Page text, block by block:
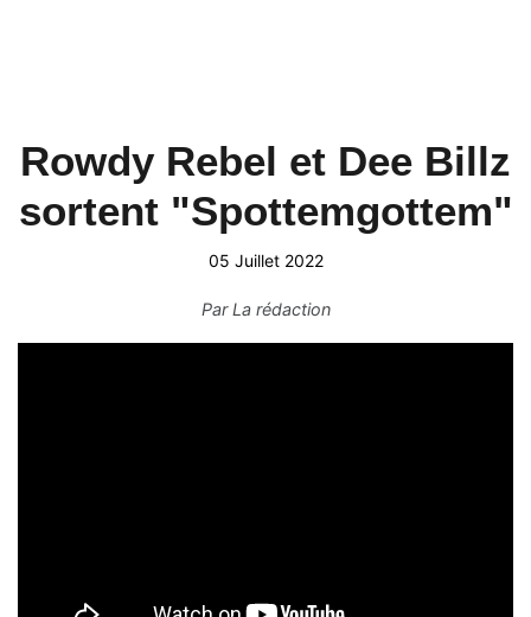
Rowdy Rebel et Dee Billz
sortent "Spottemgottem"
05 Juillet 2022
ParLa rédaction